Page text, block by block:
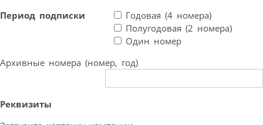
Период подписки
Годовая (4 номера)
Полугодовая (2 номера)
Один номер
Архивные номера (номер, год)
Реквизиты